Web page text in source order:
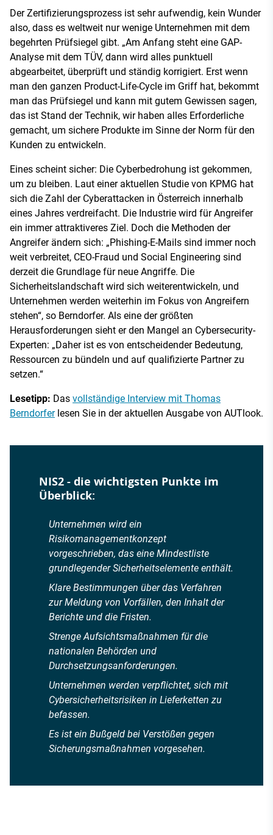
Der Zertifizierungsprozess ist sehr aufwendig, kein Wunder
also, dass es weltweit nur wenige Unternehmen mit dem
begehrten Prüfsiegel gibt. „Am Anfang steht eine GAP-
Analyse mit dem TÜV, dann wird alles punktuell
abgearbeitet, überprüft und ständig korrigiert. Erst wenn
man den ganzen Product-Life-Cycle im Griff hat, bekommt
man das Prüfsiegel und kann mit gutem Gewissen sagen,
das ist Stand der Technik, wir haben alles Erforderliche
gemacht, um sichere Produkte im Sinne der Norm für den
Kunden zu entwickeln.
Eines scheint sicher: Die Cyberbedrohung ist gekommen,
um zu bleiben. Laut einer aktuellen Studie von KPMG hat
sich die Zahl der Cyberattacken in Österreich innerhalb
eines Jahres verdreifacht. Die Industrie wird für Angreifer
ein immer attraktiveres Ziel. Doch die Methoden der
Angreifer ändern sich: „Phishing-E-Mails sind immer noch
weit verbreitet, CEO-Fraud und Social Engineering sind
derzeit die Grundlage für neue Angriffe. Die
Sicherheitslandschaft wird sich weiterentwickeln, und
Unternehmen werden weiterhin im Fokus von Angreifern
stehen“, so Berndorfer. Als eine der größten
Herausforderungen sieht er den Mangel an Cybersecurity-
Experten: „Daher ist es von entscheidender Bedeutung,
Ressourcen zu bündeln und auf qualifizierte Partner zu
setzen.“
Lesetipp: Das vollständige Interview mit Thomas
Berndorferlesen Sie in der aktuellen Ausgabe von AUTlook.
NIS2 - die wichtigsten Punkte im
Überblick:
Unternehmen wird ein
Risikomanagementkonzept
vorgeschrieben, das eine Mindestliste
grundlegender Sicherheitselemente enthält.
Klare Bestimmungen über das Verfahren
zur Meldung von Vorfällen, den Inhalt der
Berichte und die Fristen.
Strenge Aufsichtsmaßnahmen für die
nationalen Behörden und
Durchsetzungsanforderungen.
Unternehmen werden verpflichtet, sich mit
Cybersicherheitsrisiken in Lieferketten zu
befassen.
Es ist ein Bußgeld bei Verstößen gegen
Sicherungsmaßnahmen vorgesehen.